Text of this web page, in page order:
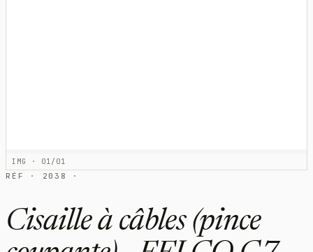
IMG · 01/01
RÉF · 2038 ·
Cisaille à câbles (pince